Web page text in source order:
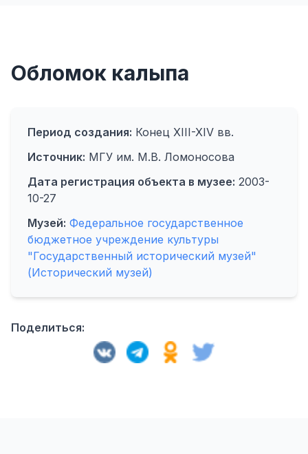
Обломок калыпа
Период создания: Конец XIII-XIV вв.
Источник: МГУ им. М.В. Ломоносова
Дата регистрация объекта в музее: 2003-
10-27
Музей: Федеральное государственное
бюджетное учреждение культуры
"Государственный исторический музей"
(Исторический музей)
Поделиться: